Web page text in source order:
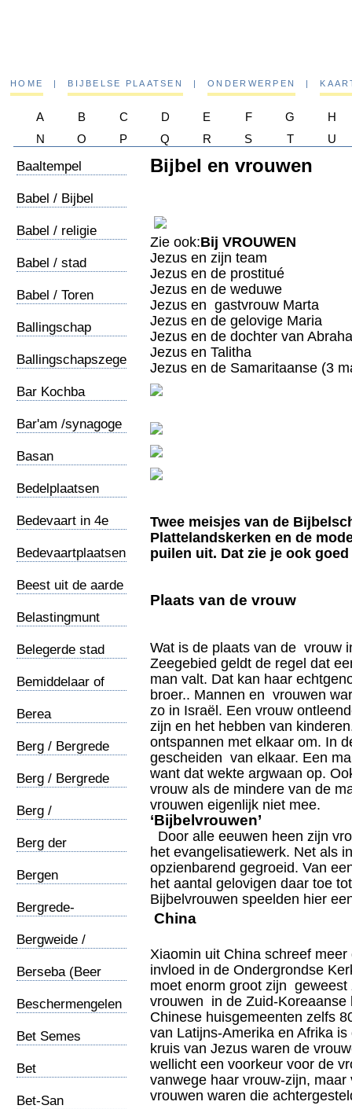
HOME | BIJBELSE PLAATSEN | ONDERWERPEN |
A B C D E F G
H
N
O P Q R S T U
Baaltempel
Babel / Bijbel
Babel / religie
Babel / stad
Babel / Toren
Ballingschap
Ballingschapszegel
Bar Kochba
Bar'am /synagoge
Basan
Bedelplaatsen
Bedevaart in 4e
Bedevaartplaatsen
Beest uit de aarde
Belastingmunt
Belegerde stad
Bemiddelaar of
Berea
Berg / Bergrede
Berg / Bergrede
Berg /
Berg der
Bergen
Bergrede-
Bergweide /
Berseba (Beer
Beschermengelen
Bet Semes
Bet
Bet-San
Bijbel en vrouwen
Zie ook:Bij VROUWEN
Jezus en zijn team
Jezus en de prostitué
Jezus en de weduwe
Jezus en gastvrouw Marta
Jezus en de gelovige Maria
Jezus en de dochter van
Jezus en Talitha
Jezus en de Samaritaanse (3
Twee meisjes van de
Plattelandskerken en de
puilen uit. Dat zie je ook
Plaats van de vrouw
Wat is de plaats van de vrouw
Zeegebied geldt de regel dat
man valt. Dat kan haar
broer.. Mannen en vrouwen
zo in Israël. Een vrouw
zijn en het hebben van
ontspannen met elkaar om. In
gescheiden van elkaar. Een
want dat wekte argwaan op.
vrouw als de mindere van de
vrouwen eigenlijk niet mee.
‘Bijbelvrouwen’
Door alle eeuwen heen zijn
het evangelisatiewerk. Net als
opzienbarend gegroeid. Van
het aantal gelovigen daar toe
Bijbelvrouwen speelden hier
China
Xiaomin uit China schreef
invloed in de Ondergrondse
moet enorm groot zijn
vrouwen in de Zuid-Koreaanse
Chinese huisgemeenten zelfs
van Latijns-Amerika en Afrika
kruis van Jezus waren de
wellicht een voorkeur voor de
vanwege haar vrouw-zijn,
vrouwen waren die